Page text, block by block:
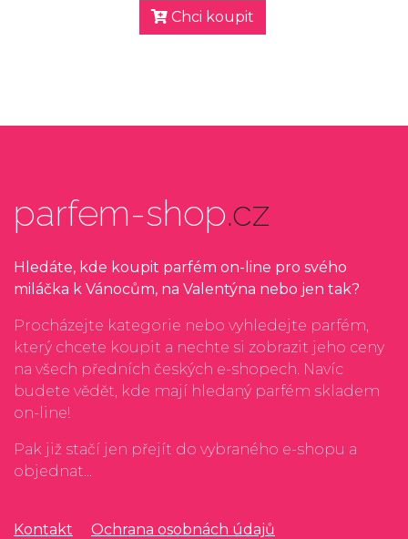
Chci koupit
parfem-shop.cz
Hledáte, kde koupit parfém on-line pro svého
miláčka k Vánocům, na Valentýna nebo jen tak?
Procházejte kategorie nebo vyhledejte parfém,
který chcete koupit a nechte si zobrazit jeho ceny
na všech předních českých e-shopech. Navíc
budete vědět, kde mají hledaný parfém skladem
on-line!
Pak již stačí jen přejít do vybraného e-shopu a
objednat...
Kontakt Ochrana osobnách údajů